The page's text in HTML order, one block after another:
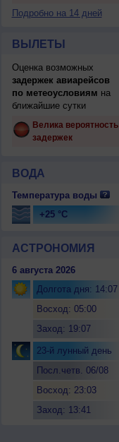
Подробно на 14 дней
ВЫЛЕТЫ
Оценка возможных
задержек авиарейсов
по метеоусловиям на
ближайшие сутки
Велика вероятность
задержек
ВОДА
Температура воды
+25 °C
АСТРОНОМИЯ
6 августа 2026
Долгота дня: 14:07
Восход: 05:00
Заход: 19:07
23-й лунный день
Посл.четв. 06/08
Восход: 23:03
Заход: 13:41